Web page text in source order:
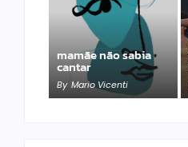
mamãe não sabia
cantar
By Mario Vicenti